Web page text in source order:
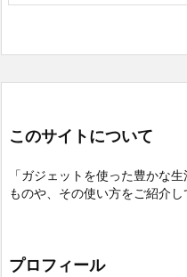
このサイトについて
「ガジェットを使った豊かな
ものや、その使い方をご紹介し
プロフィール